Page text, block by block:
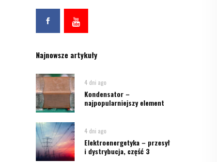
Najnowsze artykuły
4 dni ago
Kondensator –
najpopularniejszy element
4 dni ago
Elektroenergetyka – przesył
i dystrybucja, część 3